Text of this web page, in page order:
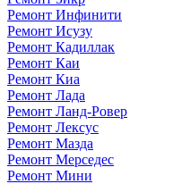
Ремонт Инфинити
Ремонт Исузу
Ремонт Кадиллак
Ремонт Каи
Ремонт Киа
Ремонт Лада
Ремонт Ланд-Ровер
Ремонт Лексус
Ремонт Мазда
Ремонт Мерседес
Ремонт Мини